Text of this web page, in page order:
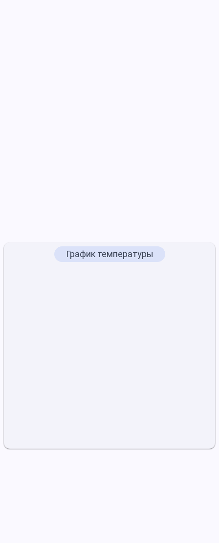
График температуры